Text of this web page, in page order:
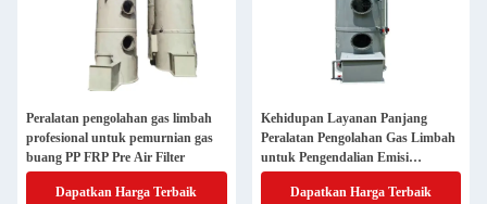
Peralatan pengolahan gas limbah
profesional untuk pemurnian gas
buang PP FRP Pre Air Filter
Dapatkan Harga Terbaik
Kehidupan Layanan Panjang
Peralatan Pengolahan Gas Limbah
untuk Pengendalian Emisi
Berkelanjutan
Dapatkan Harga Terbaik